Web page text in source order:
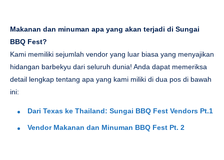
Makanan dan minuman apa yang akan terjadi di Sungai
BBQ Fest?
Kami memiliki sejumlah vendor yang luar biasa yang menyajikan
hidangan barbekyu dari seluruh dunia! Anda dapat memeriksa
detail lengkap tentang apa yang kami miliki di dua pos di bawah
ini:
Dari Texas ke Thailand: Sungai BBQ Fest Vendors Pt.1
Vendor Makanan dan Minuman BBQ Fest Pt. 2